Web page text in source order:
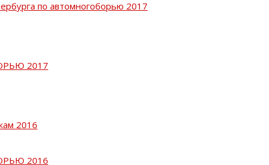
по автомногоборью 2017
2017
2016
2016